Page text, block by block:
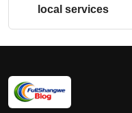
local services